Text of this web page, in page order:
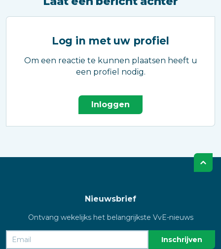
Log in met uw profiel
Om een reactie te kunnen plaatsen heeft u
een profiel nodig.
Inloggen
Nieuwsbrief
Ontvang wekelijks het belangrijkste VvE-nieuws